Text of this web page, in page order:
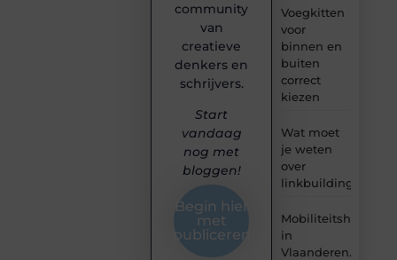
Voegkitten
voor
binnen en
buiten
correct
kiezen
Wat moet
je weten
over
linkbuilding?
in
Vlaanderen.
community
van
creatieve
denkers en
schrijvers.
Start
vandaag
nog met
bloggen!
Begin hier
met
publiceren